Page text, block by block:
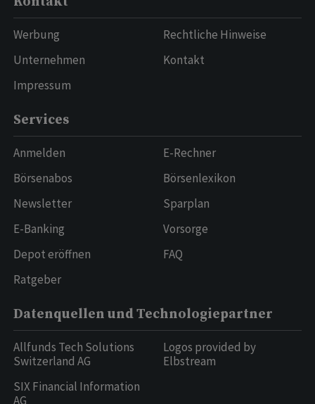
Werbung
Unternehmen
Impressum
Rechtliche Hinweise
Kontakt
Services
Anmelden
Börsenabos
Newsletter
E-Banking
Depot eröffnen
Ratgeber
E-Rechner
Börsenlexikon
Sparplan
Vorsorge
FAQ
Datenquellen und Technologiepartner
Allfunds Tech Solutions
Switzerland AG
SIX Financial Information
AG
Logos provided by
Elbstream